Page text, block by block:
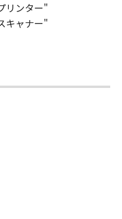
リンター"
キャナー"